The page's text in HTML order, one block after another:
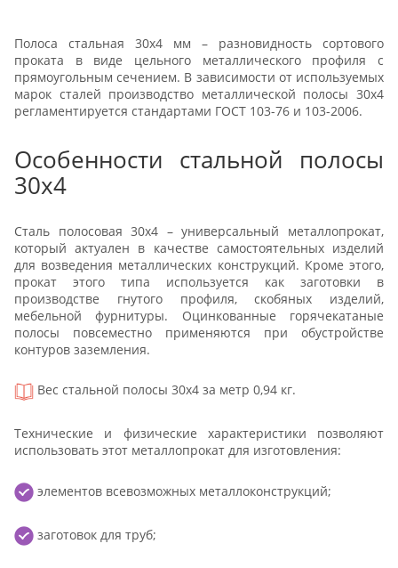
Полоса стальная 30x4 мм – разновидность сортового
проката в виде цельного металлического профиля с
прямоугольным сечением. В зависимости от используемых
марок сталей производство металлической полосы 30x4
регламентируется стандартами ГОСТ 103-76 и 103-2006.
Особенности стальной полосы
30x4
Сталь полосовая 30x4 – универсальный металлопрокат,
который актуален в качестве самостоятельных изделий
для возведения металлических конструкций. Кроме этого,
прокат этого типа используется как заготовки в
производстве гнутого профиля, скобяных изделий,
мебельной фурнитуры. Оцинкованные горячекатаные
полосы повсеместно применяются при обустройстве
контуров заземления.
Вес стальной полосы 30x4 за метр 0,94 кг.
Технические и физические характеристики позволяют
использовать этот металлопрокат для изготовления:
элементов всевозможных металлоконструкций;
заготовок для труб;